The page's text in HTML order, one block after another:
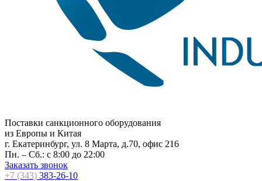
Поставки санкционного оборудования
из Европы и Китая
г. Екатеринбург, ул. 8 Марта, д.70, офис 216
Пн. – Сб.: с 8:00 до 22:00
Заказать звонок
+7 (343) 383-26-10